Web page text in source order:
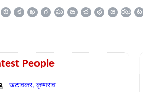
ఔ క ఖ గ ఘ ఙ చ ఛ జ ఝ ట
People
खटावकर, कृष्णराव